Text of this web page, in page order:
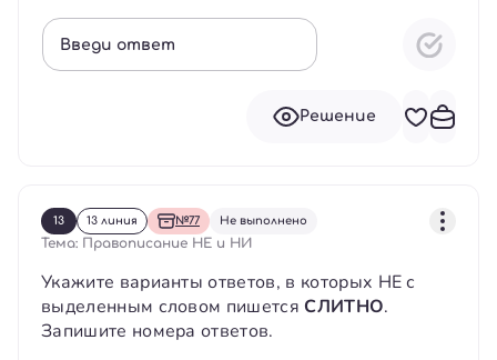
Введи ответ
Решение
13 13 линия №77 Не выполнено
Тема: Правописание НЕ и НИ
Укажите варианты ответов, в которых НЕ с
выделенным словом пишетсяСЛИТНО.
Запишите номера ответов.